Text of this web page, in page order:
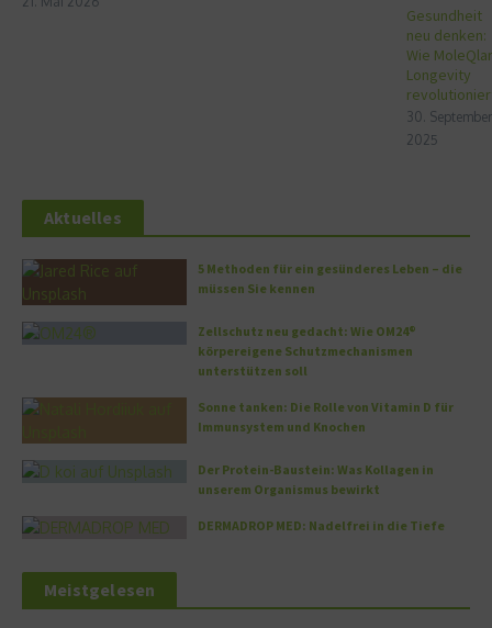
Gesundheit
neu denken:
Wie MoleQlar
Longevity
30. September
2025
Aktuelles
5 Methoden für ein gesünderes Leben – die
müssen Sie kennen
Zellschutz neu gedacht: Wie OM24®
körpereigene Schutzmechanismen
unterstützen soll
Sonne tanken: Die Rolle von Vitamin D für
Immunsystem und Knochen
Der Protein-Baustein: Was Kollagen in
unserem Organismus bewirkt
DERMADROP MED: Nadelfrei in die Tiefe
Meistgelesen